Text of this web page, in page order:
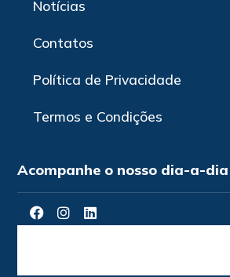
Notícias
Contatos
Política de Privacidade
Termos e Condições
Acompanhe o nosso dia-a-dia